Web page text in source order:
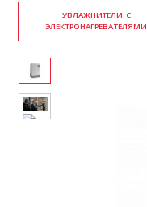
УВЛАЖНИТЕЛИ С
ЭЛЕКТРОНАГРЕВАТЕЛЯМИ